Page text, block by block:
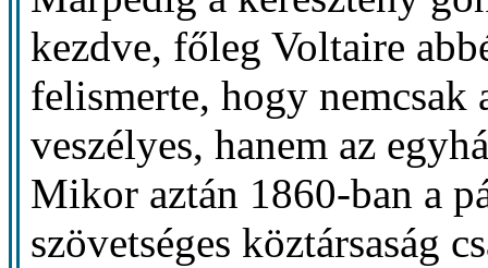
kezdve, főleg Voltaire
felismerte, hogy
veszélyes, hanem az
Mikor aztán 1860-ban a
szövetséges köztársaság